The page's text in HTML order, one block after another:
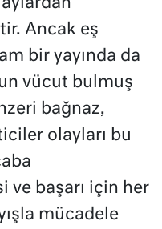
Ancak eş
bir yayında da
vücut bulmuş
bağnaz,
olayları bu
ve başarı için her
mücadele